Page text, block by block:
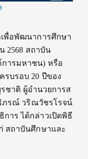
พื่อพัฒนาการศึกษา
2568 สถาบัน
ารมหาชน) หรือ
รบรอบ 20 ปีของ
ชาติ ผู้อำนวยการส
ภรณ์ วริณวัชรโรจน์
าร ได้กล่าวเปิดพิธี
สถาบันศึกษาและ